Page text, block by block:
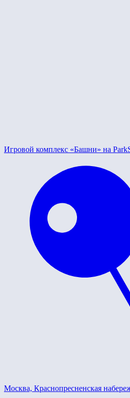
Игровой комплекс «Башни» на
Москва, Краснопресненская